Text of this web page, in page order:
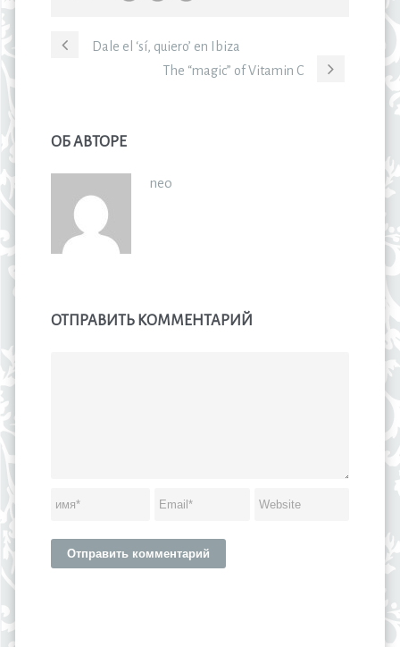
Dale el ‘sí, quiero’ en Ibiza
The “magic” of Vitamin C
ОБ АВТОРЕ
neo
ОТПРАВИТЬ КОММЕНТАРИЙ